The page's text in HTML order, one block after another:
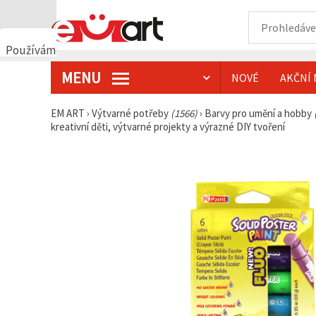
Používáme
technologie,
MENU NOVÉ AKČNÍ
EM ART › Výtvarné potřeby (1566)› Barvy pro umění a hobby
kreativní děti, výtvarné projekty a výrazné DIY tvoření